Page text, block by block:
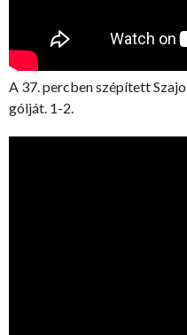
A 37. percben szépített
gólját. 1-2.